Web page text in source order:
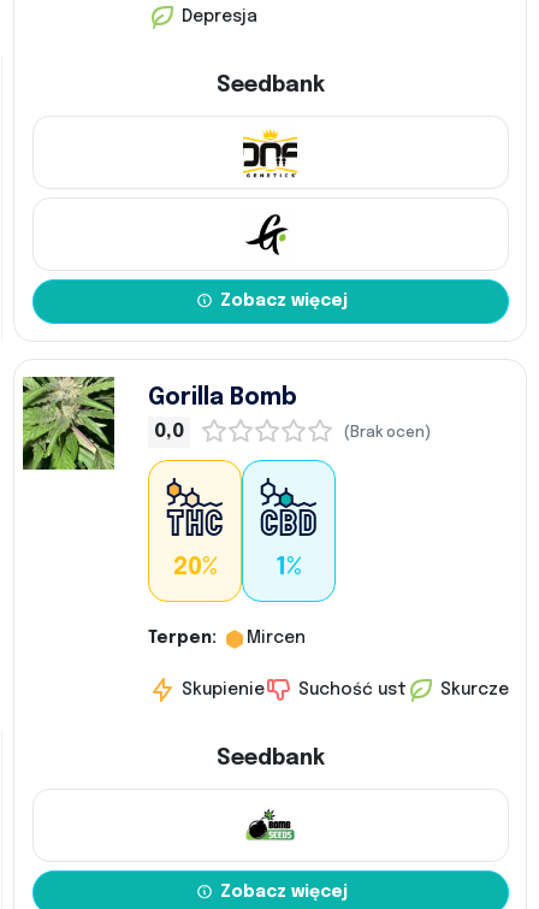
Depresja
Seedbank
Zobacz więcej
Gorilla Bomb
0,0 (Brak ocen)
20% 1%
Terpen: Mircen
Skupienie Suchość ust Skurcze
Seedbank
Zobacz więcej